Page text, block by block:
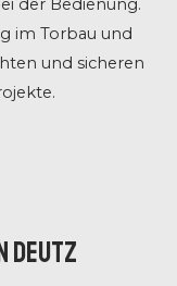
der Bedienung.
im Torbau und
und sicheren
Deutz